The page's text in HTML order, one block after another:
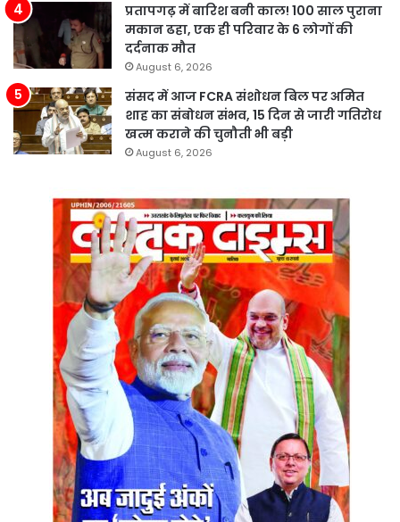
प्रतापगढ़ में बारिश बनी काल! 100 साल पुराना
मकान ढहा, एक ही परिवार के 6 लोगों की
दर्दनाक मौत
August 6, 2026
संसद में आज FCRA संशोधन बिल पर अमित
शाह का संबोधन संभव, 15 दिन से जारी गतिरोध
खत्म कराने की चुनौती भी बड़ी
August 6, 2026